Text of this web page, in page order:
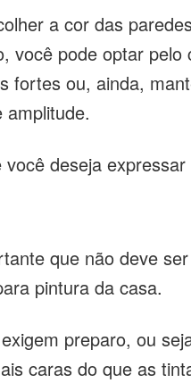
a cor das
você pode optar
fortes ou, ainda,
amplitude.
deseja
que não deve
pintura da casa.
preparo, ou
caras do que as